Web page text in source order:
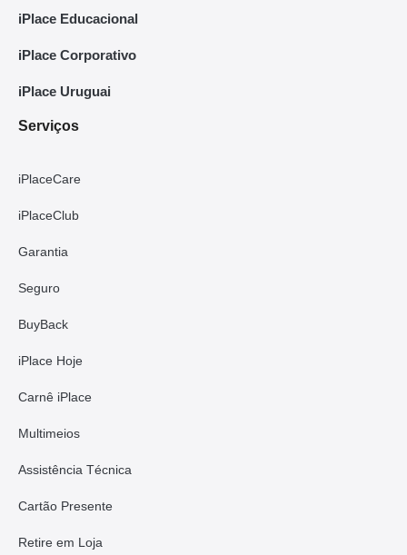
iPlace Educacional
iPlace Corporativo
iPlace Uruguai
Serviços
iPlaceCare
iPlaceClub
Garantia
Seguro
BuyBack
iPlace Hoje
Carnê iPlace
Multimeios
Assistência Técnica
Cartão Presente
Retire em Loja